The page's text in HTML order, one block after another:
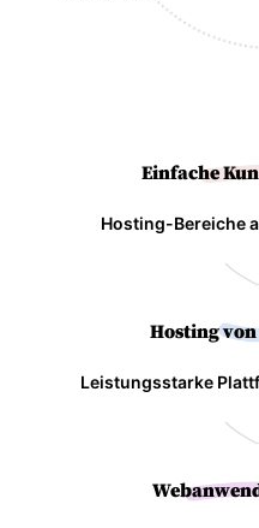
Einfache
Hosting-Bereiche
Hosting
Leistungsstarke